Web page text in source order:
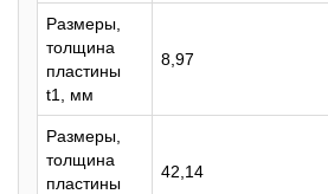
Размеры,
толщина
пластины
t1, мм
8,97
Размеры,
толщина
пластины
42,14